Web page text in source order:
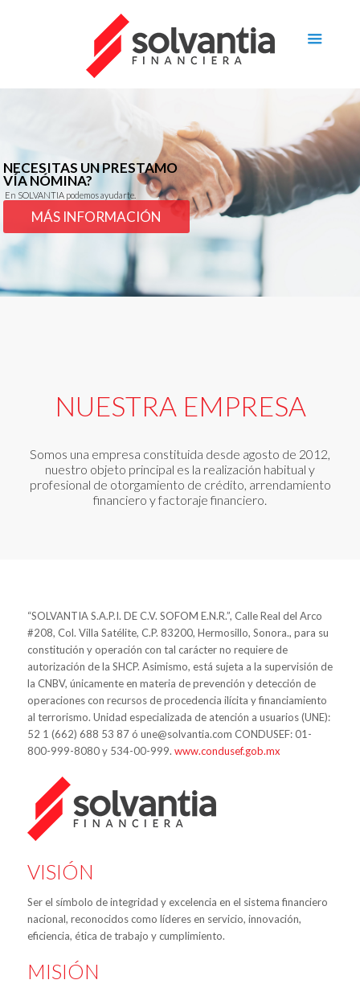
NECESITAS UN PRESTAMO
VÍA NÓMINA?
En SOLVANTIA podemos ayudarte.
MÁS INFORMACIÓN
NUESTRA EMPRESA
Somos una empresa constituida desde agosto de 2012,
nuestro objeto principal es la realización habitual y
profesional de otorgamiento de crédito, arrendamiento
financiero y factoraje financiero.
“SOLVANTIA S.A.P.I. DE C.V. SOFOM E.N.R.”, Calle Real del Arco
#208, Col. Villa Satélite, C.P. 83200, Hermosillo, Sonora., para su
constitución y operación con tal carácter no requiere de
autorización de la SHCP. Asimismo, está sujeta a la supervisión de
la CNBV, únicamente en materia de prevención y detección de
operaciones con recursos de procedencia ilícita y financiamiento
al terrorismo. Unidad especializada de atención a usuarios (UNE):
52 1 (662) 688 53 87 ó une@solvantia.com CONDUSEF: 01-
800-999-8080 y 534-00-999. www.condusef.gob.mx
VISIÓN
Ser el símbolo de integridad y excelencia en el sistema financiero
nacional, reconocidos como líderes en servicio, innovación,
eficiencia, ética de trabajo y cumplimiento.
MISIÓN